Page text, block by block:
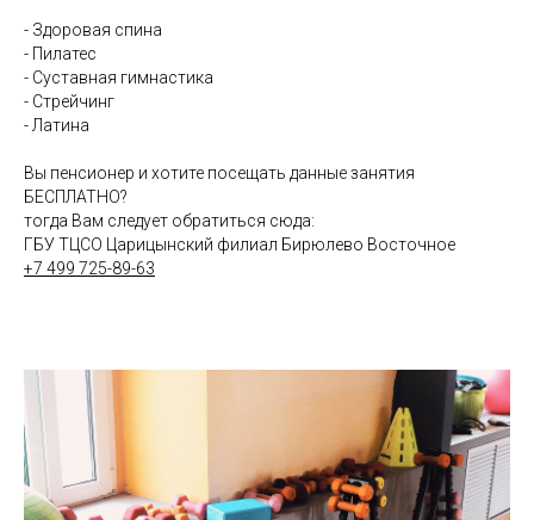
- Здоровая спина
- Пилатес
- Суставная гимнастика
- Стрейчинг
- Латина
Вы пенсионер и хотите посещать данные занятия
БЕСПЛАТНО?
тогда Вам следует обратиться сюда:
ГБУ ТЦСО Царицынский филиал Бирюлево Восточное
+7 499 725-89-63